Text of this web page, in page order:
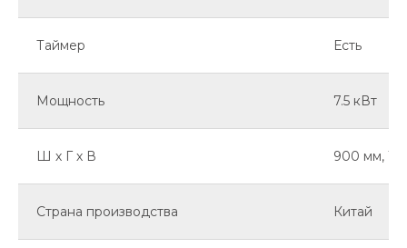
Таймер Есть
Мощность 7.5 кВт
Ш х Г х В 900 мм,
Страна производства Китай